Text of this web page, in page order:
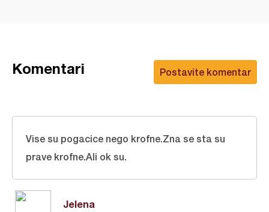
Postavite komentar
Komentari
Jelena
Vise su pogacice nego krofne.Zna se sta su
prave krofne.Ali ok su.